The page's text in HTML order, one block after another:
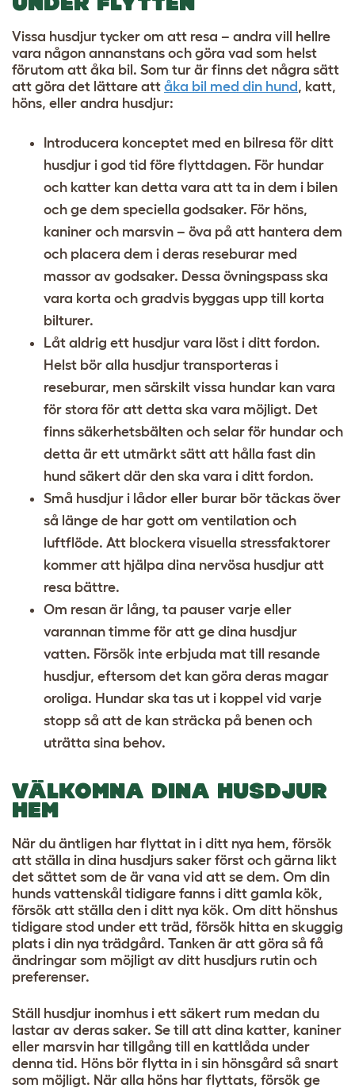
Vissa husdjur tycker om att resa – andra vill hellre
vara någon annanstans och göra vad som helst
förutom att åka bil. Som tur är finns det några sätt
att göra det lättare att åka bil med din hund, katt,
höns, eller andra husdjur:
Introducera konceptet med en bilresa för ditt
husdjur i god tid före flyttdagen. För hundar
och katter kan detta vara att ta in dem i bilen
och ge dem speciella godsaker. För höns,
kaniner och marsvin – öva på att hantera dem
och placera dem i deras reseburar med
massor av godsaker. Dessa övningspass ska
vara korta och gradvis byggas upp till korta
bilturer.
Låt aldrig ett husdjur vara löst i ditt fordon.
Helst bör alla husdjur transporteras i
reseburar, men särskilt vissa hundar kan vara
för stora för att detta ska vara möjligt. Det
finns säkerhetsbälten och selar för hundar och
detta är ett utmärkt sätt att hålla fast din
hund säkert där den ska vara i ditt fordon.
Små husdjur i lådor eller burar bör täckas över
så länge de har gott om ventilation och
luftflöde. Att blockera visuella stressfaktorer
kommer att hjälpa dina nervösa husdjur att
resa bättre.
Om resan är lång, ta pauser varje eller
varannan timme för att ge dina husdjur
vatten. Försök inte erbjuda mat till resande
husdjur, eftersom det kan göra deras magar
oroliga. Hundar ska tas ut i koppel vid varje
stopp så att de kan sträcka på benen och
uträtta sina behov.
VÄLKOMNA DINA HUSDJUR
HEM
När du äntligen har flyttat in i ditt nya hem, försök
att ställa in dina husdjurs saker först och gärna likt
det sättet som de är vana vid att se dem. Om din
hunds vattenskål tidigare fanns i ditt gamla kök,
försök att ställa den i ditt nya kök. Om ditt hönshus
tidigare stod under ett träd, försök hitta en skuggig
plats i din nya trädgård. Tanken är att göra så få
ändringar som möjligt av ditt husdjurs rutin och
preferenser.
Ställ husdjur inomhus i ett säkert rum medan du
lastar av deras saker. Se till att dina katter, kaniner
eller marsvin har tillgång till en kattlåda under
denna tid. Höns bör flytta in i sin hönsgård så snart
som möjligt. När alla höns har flyttats, försök ge